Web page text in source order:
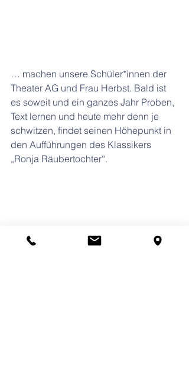
… machen unsere Schüler*innen der
Theater AG und Frau Herbst. Bald ist
es soweit und ein ganzes Jahr Proben,
Text lernen und heute mehr denn je
schwitzen, findet seinen Höhepunkt in
den Aufführungen des Klassikers
„Ronja Räubertochter“.